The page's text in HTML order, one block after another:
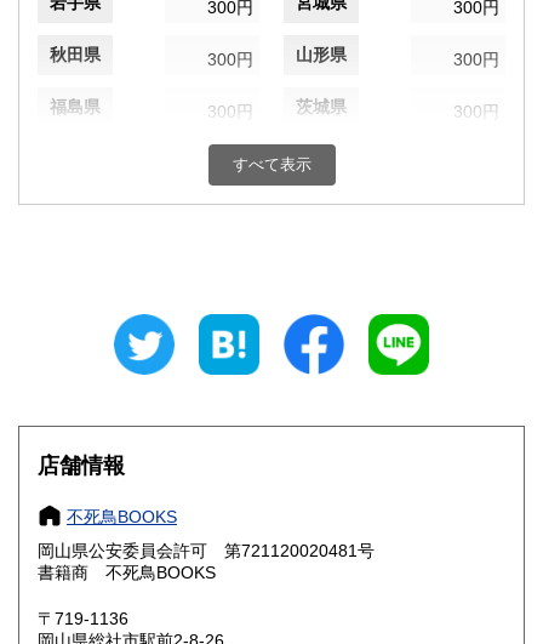
300円 300円
秋田県 300円 山形県 300円
福島県 300円 茨城県 300円
300円 群馬県
埼玉県 千葉県
300円 富山県
300円 福井県
300円 300円
岐阜県
愛知県
滋賀県 300円
大阪府 300円
すべて表示
店舗情報
不死鳥BOOKS
岡山県公安委員会許可 第721120020481号
書籍商 不死鳥BOOKS
〒719-1136